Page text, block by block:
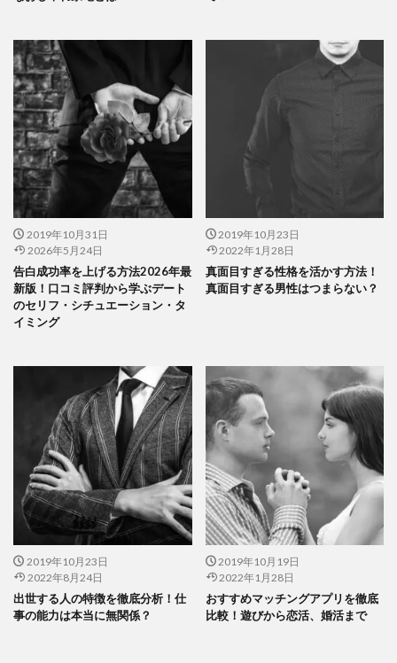
2019年10月31日
2026年5月24日
告白成功率を上げる方法2026年最
新版！口コミ評判から学ぶデート
のセリフ・シチュエーション・タ
イミング
2019年10月23日
2022年1月28日
真面目すぎる性格を活かす方法！
真面目すぎる男性はつまらない？
2019年10月23日
2022年8月24日
出世する人の特徴を徹底分析！仕
事の能力は本当に無関係？
2019年10月19日
2022年1月28日
おすすめマッチングアプリを徹底
比較！遊びから恋活、婚活まで